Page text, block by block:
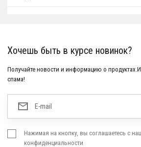
Хочешь быть в курсе новинок?
Получайте новости и информацию о
спама!
Нажимая на кнопку, вы соглашаетесь с
конфиденциальности